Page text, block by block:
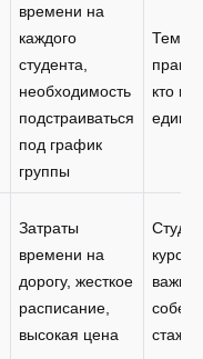
времени на
каждого
студента,
необходимость
подстраиваться
под график
группы
Тем,
кто
Затраты
времени на
дорогу, жесткое
расписание,
высокая цена